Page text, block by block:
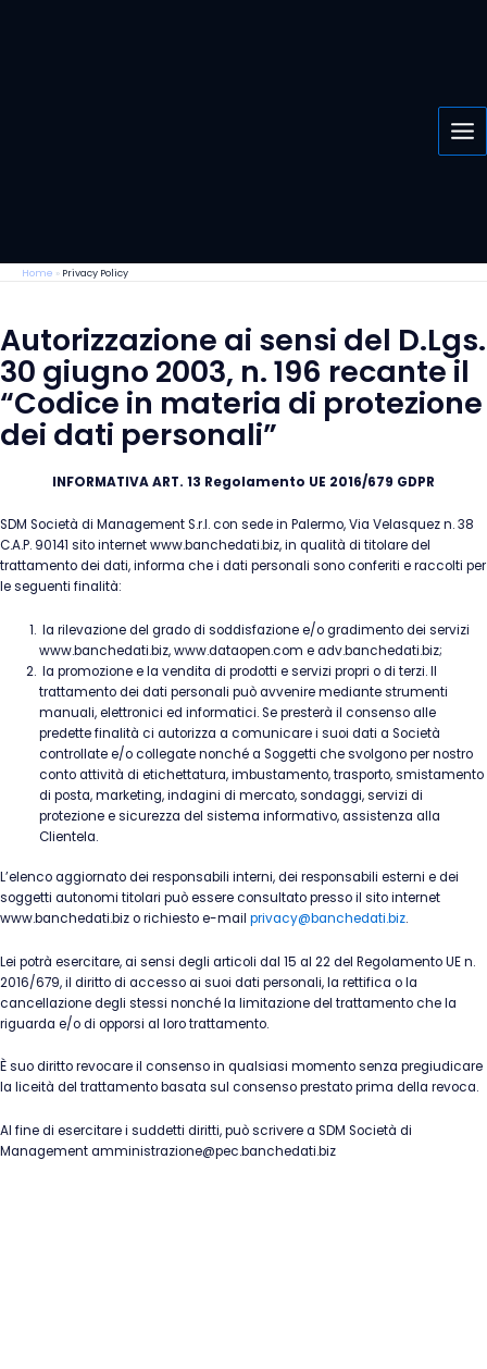
Home » Privacy Policy
Autorizzazione ai sensi del D.Lgs.
30 giugno 2003, n. 196 recante il
“Codice in materia di protezione
dei dati personali”
INFORMATIVA ART. 13 Regolamento UE 2016/679 GDPR
SDM Società di Management S.r.l. con sede in Palermo, Via Velasquez n. 38
C.A.P. 90141 sito internet www.banchedati.biz, in qualità di titolare del
trattamento dei dati, informa che i dati personali sono conferiti e raccolti per
le seguenti finalità:
la rilevazione del grado di soddisfazione e/o gradimento dei servizi
www.banchedati.biz, www.dataopen.com e adv.banchedati.biz;
la promozione e la vendita di prodotti e servizi propri o di terzi. Il
trattamento dei dati personali può avvenire mediante strumenti
manuali, elettronici ed informatici. Se presterà il consenso alle
predette finalità ci autorizza a comunicare i suoi dati a Società
controllate e/o collegate nonché a Soggetti che svolgono per nostro
conto attività di etichettatura, imbustamento, trasporto, smistamento
di posta, marketing, indagini di mercato, sondaggi, servizi di
protezione e sicurezza del sistema informativo, assistenza alla
Clientela.
L’elenco aggiornato dei responsabili interni, dei responsabili esterni e dei
soggetti autonomi titolari può essere consultato presso il sito internet
www.banchedati.biz o richiesto e-mail privacy@banchedati.biz.
Lei potrà esercitare, ai sensi degli articoli dal 15 al 22 del Regolamento UE n.
2016/679, il diritto di accesso ai suoi dati personali, la rettifica o la
cancellazione degli stessi nonché la limitazione del trattamento che la
riguarda e/o di opporsi al loro trattamento.
È suo diritto revocare il consenso in qualsiasi momento senza pregiudicare
la liceità del trattamento basata sul consenso prestato prima della revoca.
Al fine di esercitare i suddetti diritti, può scrivere a SDM Società di
Management amministrazione@pec.banchedati.biz